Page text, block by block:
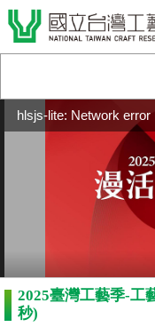
hlsjs-lite: Network error
2025臺灣工藝季-工
秒)